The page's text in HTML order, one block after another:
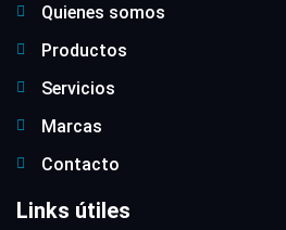
Quienes somos
Productos
Servicios
Marcas
Contacto
Links útiles